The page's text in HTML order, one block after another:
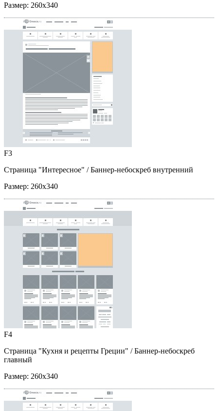
Размер: 260x340
F3
Страница "Интересное" / Баннер-небоскреб внутренний
Размер: 260x340
F4
Страница "Кухня и рецепты Греции" / Баннер-небоскреб
главный
Размер: 260x340